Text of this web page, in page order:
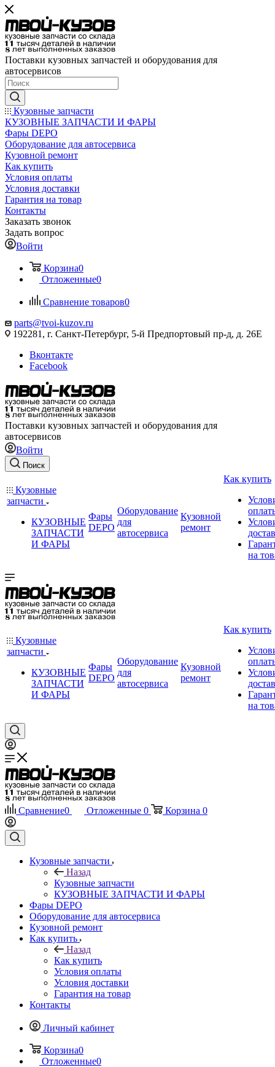
Поставки кузовных запчастей и оборудования для
автосервисов
Кузовные запчасти
КУЗОВНЫЕ ЗАПЧАСТИ И ФАРЫ
Фары DEPO
Оборудование для автосервиса
Кузовной ремонт
Как купить
Условия оплаты
Условия доставки
Гарантия на товар
Контакты
Заказать звонок
Задать вопрос
Войти
Корзина0
Отложенные0
Сравнение товаров0
parts@tvoi-kuzov.ru
192281, г. Санкт-Петербург, 5-й Предпортовый пр-д, д. 26Е
Вконтакте
Facebook
Поставки кузовных запчастей и оборудования для
автосервисов
Войти
Поиск
Кузовные
запчасти
КУЗОВНЫЕ
ЗАПЧАСТИ
И ФАРЫ
Фары
DEPO
Оборудование
для
автосервиса
Кузовной
ремонт
Как купить
на
Кузовные
запчасти
КУЗОВНЫЕ
ЗАПЧАСТИ
И ФАРЫ
Фары
DEPO
Оборудование
для
автосервиса
Кузовной
ремонт
Как купить
на
Сравнение0 Отложенные 0 Корзина 0
Кузовные запчасти
Назад
Кузовные запчасти
КУЗОВНЫЕ ЗАПЧАСТИ И ФАРЫ
Фары DEPO
Оборудование для автосервиса
Кузовной ремонт
Как купить
Назад
Как купить
Условия оплаты
Условия доставки
Гарантия на товар
Контакты
Личный кабинет
Корзина0
Отложенные0